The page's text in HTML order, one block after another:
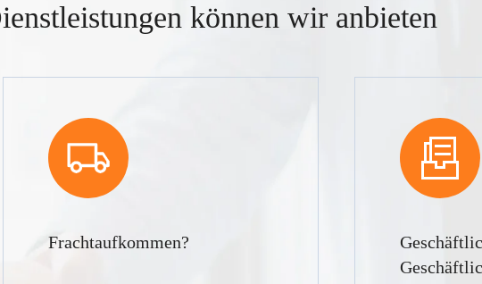
können wir anbieten
Frachtaufkommen?